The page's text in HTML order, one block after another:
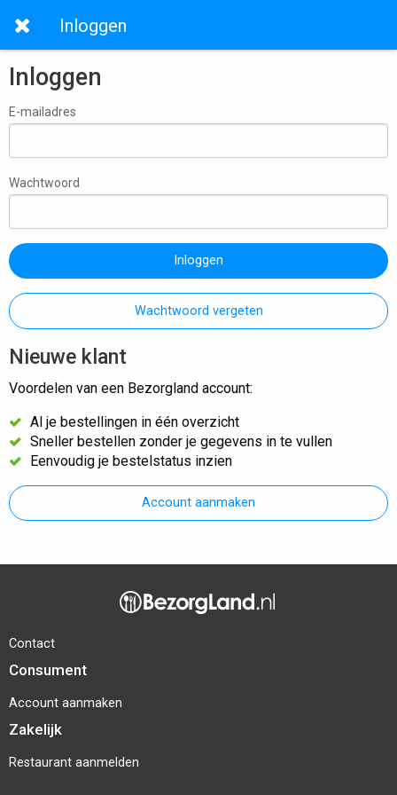
Inloggen
Inloggen
E-mailadres
Wachtwoord
Inloggen
Wachtwoord vergeten
Nieuwe klant
Voordelen van een Bezorgland account:
Al je bestellingen in één overzicht
Sneller bestellen zonder je gegevens in te vullen
Eenvoudig je bestelstatus inzien
Account aanmaken
Contact
Consument
Account aanmaken
Zakelijk
Restaurant aanmelden